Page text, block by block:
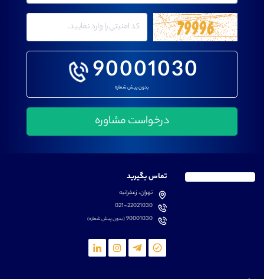
90001030
بدون پیش شماره
تماس بگیرید
تهران، زعفرانیه
021-22021030
90001030(بدون پیش شماره)